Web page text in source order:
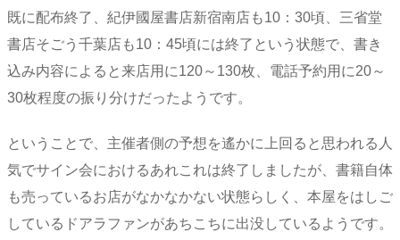
既に配布終了、紀伊國屋書店新宿南店も10：30頃、三省堂
書店そごう千葉店も10：45頃には終了という状態で、書き
込み内容によると来店用に120～130枚、電話予約用に20～
30枚程度の振り分けだったようです。
ということで、主催者側の予想を遙かに上回ると思われる人
気でサイン会におけるあれこれは終了しましたが、書籍自体
も売っているお店がなかなかない状態らしく、本屋をはしご
しているドアラファンがあちこちに出没しているようです。